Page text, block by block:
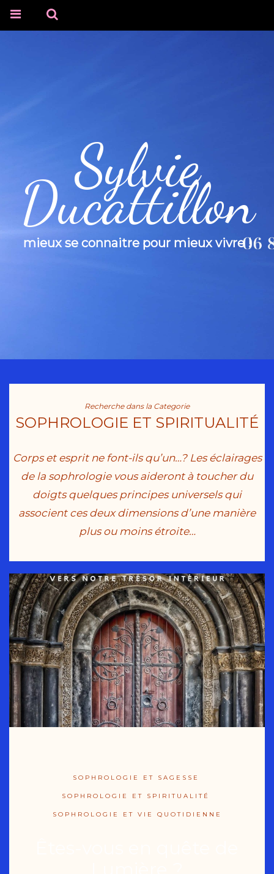
Sylvie
Ducattillon
mieux se connaitre pour mieux vivre !
Recherche dans la Categorie
SOPHROLOGIE ET SPIRITUALITÉ
Corps et esprit ne font-ils qu’un…? Les éclairages
de la sophrologie vous aideront à toucher du
doigts quelques principes universels qui
associent ces deux dimensions d’une manière
plus ou moins étroite…
SOPHROLOGIE ET SAGESSE
SOPHROLOGIE ET SPIRITUALITÉ
SOPHROLOGIE ET VIE QUOTIDIENNE